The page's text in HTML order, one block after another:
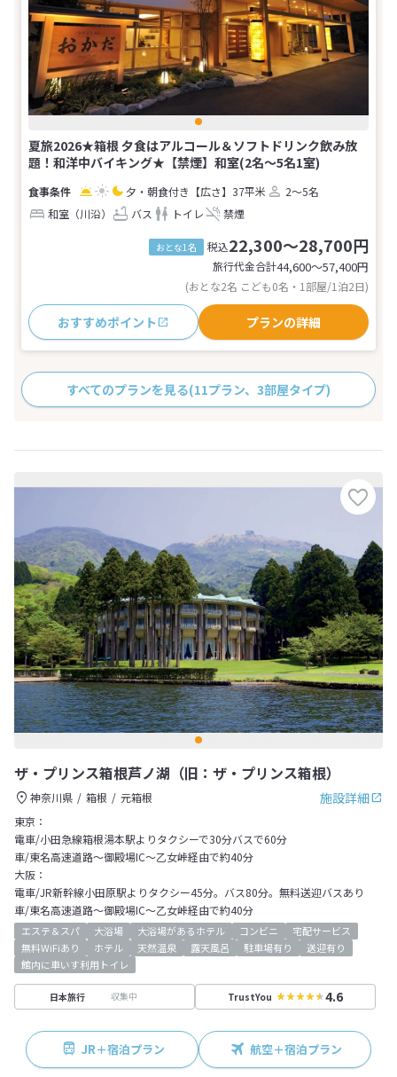
夏旅2026★箱根 夕食はアルコール＆ソフトドリンク飲み放
題！和洋中バイキング★【禁煙】和室(2名～5名1室)
夕・朝食付き 【広さ】37平米
2～5名
和室（川沿）
バス トイレ 禁煙
おとな1名 税込22,300～28,700円
旅行代金合計44,600〜57,400円
(おとな2名 こども0名・1部屋/1泊2日)
おすすめポイント プランの詳細
すべてのプランを見る(11プラン、3部屋タイプ)
ザ・プリンス箱根芦ノ湖（旧：ザ・プリンス箱根）
施設詳細
神奈川県 箱根
元箱根
東京：
電車/小田急線箱根湯本駅よりタクシーで30分バスで60分
車/東名高速道路～御殿場IC～乙女峠経由で約40分
大阪：
電車/JR新幹線小田原駅よりタクシー45分。バス80分。無料送迎バスあり
車/東名高速道路～御殿場IC～乙女峠経由で約40分
エステ＆スパ 大浴場 大浴場があるホテル コンビニ
宅配サービス
無料WiFiあり
ホテル 天然温泉 露天風呂 駐車場有り
送迎有り
館内に車いす利用トイレ
日本旅行 収集中 TrustYou 4.6
JR＋宿泊プラン 航空＋宿泊プラン